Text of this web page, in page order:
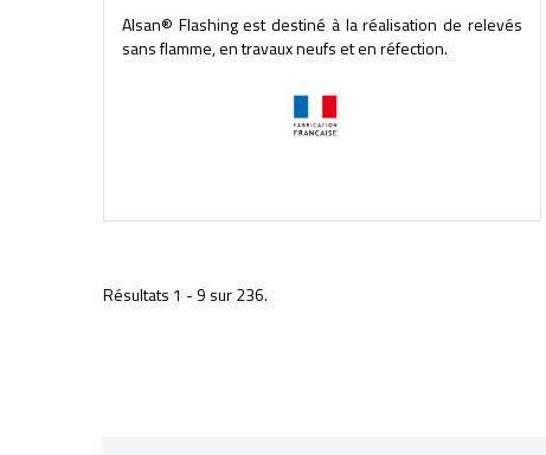
Alsan® Flashing est destiné à la réalisation de relevés
sans flamme, en travaux neufs et en réfection.
Résultats 1 - 9 sur 236.